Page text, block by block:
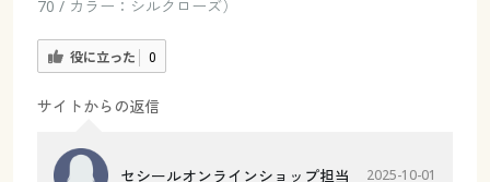
70 / カラー：シルクローズ）
役に立った 0
サイトからの返信
セシールオンラインショップ担当 2025-10-01